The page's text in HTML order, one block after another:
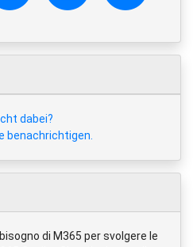
dabei?
benachrichtigen.
di M365 per svolgere le